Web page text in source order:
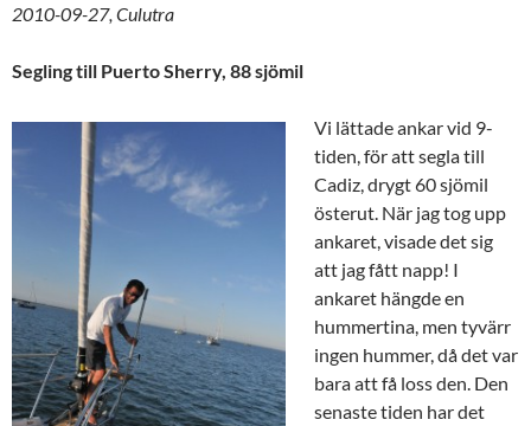
2010-09-27, Culutra
Segling till Puerto Sherry, 88 sjömil
Vi lättade ankar vid 9-
tiden, för att segla till
Cadiz, drygt 60 sjömil
österut. När jag tog upp
ankaret, visade det sig
att jag fått napp! I
ankaret hängde en
hummertina, men tyvärr
ingen hummer, då det var
bara att få loss den. Den
senaste tiden har det